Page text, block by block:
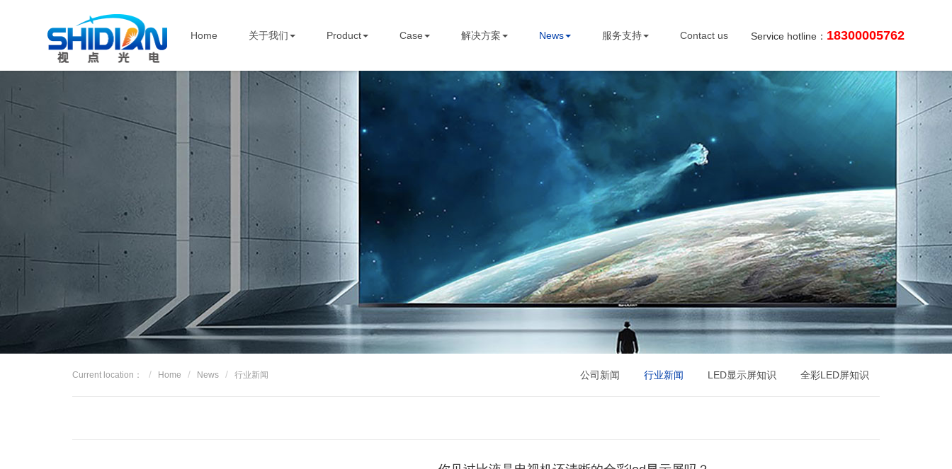
Home 关于我们 Product Case 解决方案 News 服务支持 Contact us Service hotline： 18300005762
Contact us
Current location： Home News 行业新闻 公司新闻 行业新闻 LED显示屏知识 全彩LED屏知识